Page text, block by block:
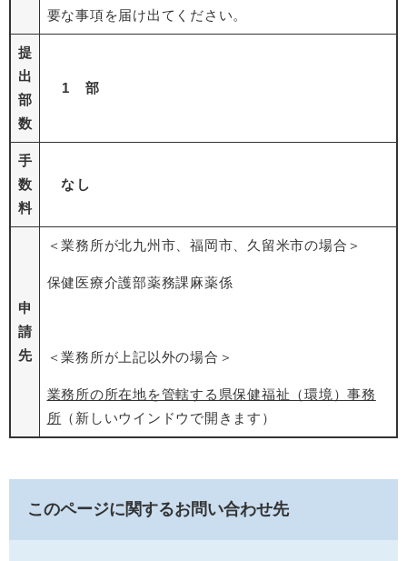
要な事項を届け出てください。
提
出
部
数
1 部
手
数
料
なし
申
請
先
＜業務所が北九州市、福岡市、久留米市の場合＞
保健医療介護部薬務課麻薬係
＜業務所が上記以外の場合＞
業務所の所在地を管轄する県保健福祉（環境）事務
所 （新しいウインドウで開きます）
このページに関するお問い合わせ先